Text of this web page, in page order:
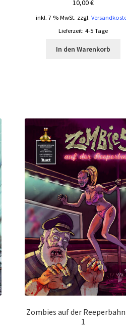
10,00€
inkl. 7 % MwSt. zzgl.
Lieferzeit: 4-5 Tage
In den Warenkorb
Zombies auf der
1